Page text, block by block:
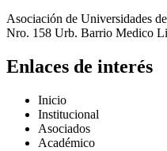
Asociación de Universidades
Nro. 158 Urb. Barrio Medico
Enlaces de interés
Inicio
Institucional
Asociados
Académico